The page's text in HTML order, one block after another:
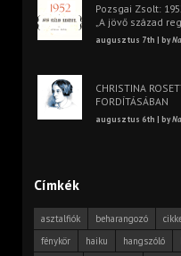
Pozsgai Zsolt:
„A jövő század
augusztus 7th | by
CHRISTINA
FORDÍTÁSÁBAN
augusztus 6th | by
Címkék
asztalfiók beharangozó
fénykör
haiku hangszóló